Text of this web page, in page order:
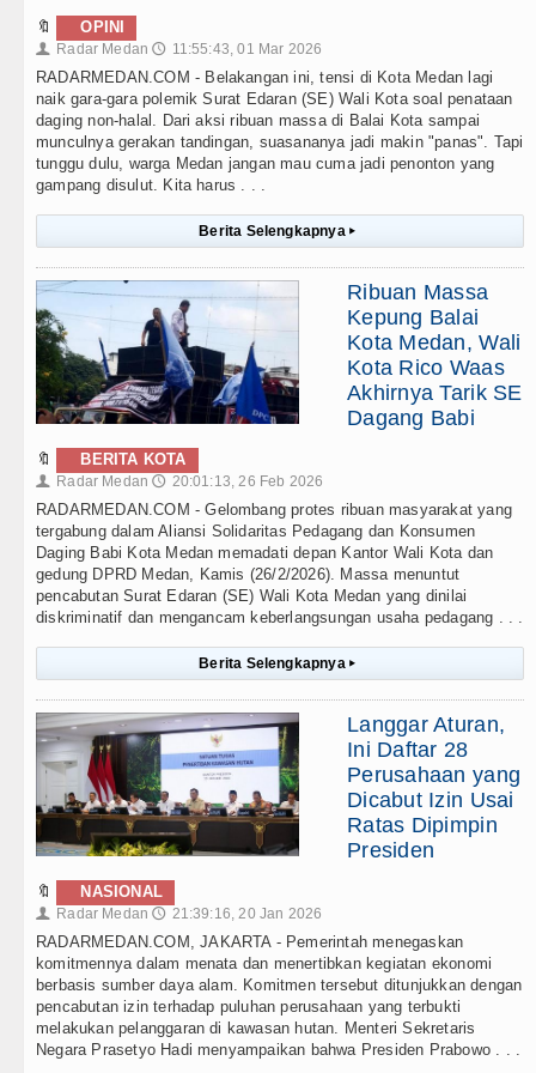
🔖 OPINI
👤 Radar Medan 🕔 11:55:43, 01 Mar 2026
RADARMEDAN.COM - Belakangan ini, tensi di Kota Medan lagi
naik gara-gara polemik Surat Edaran (SE) Wali Kota soal penataan
daging non-halal. Dari aksi ribuan massa di Balai Kota sampai
munculnya gerakan tandingan, suasananya jadi makin "panas". Tapi
tunggu dulu, warga Medan jangan mau cuma jadi penonton yang
gampang disulut. Kita harus . . .
Berita Selengkapnya ▸
Ribuan Massa
Kepung Balai
Kota Medan, Wali
Kota Rico Waas
Akhirnya Tarik SE
Dagang Babi
🔖 BERITA KOTA
👤 Radar Medan 🕔 20:01:13, 26 Feb 2026
RADARMEDAN.COM - Gelombang protes ribuan masyarakat yang
tergabung dalam Aliansi Solidaritas Pedagang dan Konsumen
Daging Babi Kota Medan memadati depan Kantor Wali Kota dan
gedung DPRD Medan, Kamis (26/2/2026). Massa menuntut
pencabutan Surat Edaran (SE) Wali Kota Medan yang dinilai
diskriminatif dan mengancam keberlangsungan usaha pedagang . . .
Berita Selengkapnya ▸
Langgar Aturan,
Ini Daftar 28
Perusahaan yang
Dicabut Izin Usai
Ratas Dipimpin
Presiden
🔖 NASIONAL
👤 Radar Medan 🕔 21:39:16, 20 Jan 2026
RADARMEDAN.COM, JAKARTA - Pemerintah menegaskan
komitmennya dalam menata dan menertibkan kegiatan ekonomi
berbasis sumber daya alam. Komitmen tersebut ditunjukkan dengan
pencabutan izin terhadap puluhan perusahaan yang terbukti
melakukan pelanggaran di kawasan hutan. Menteri Sekretaris
Negara Prasetyo Hadi menyampaikan bahwa Presiden Prabowo . . .